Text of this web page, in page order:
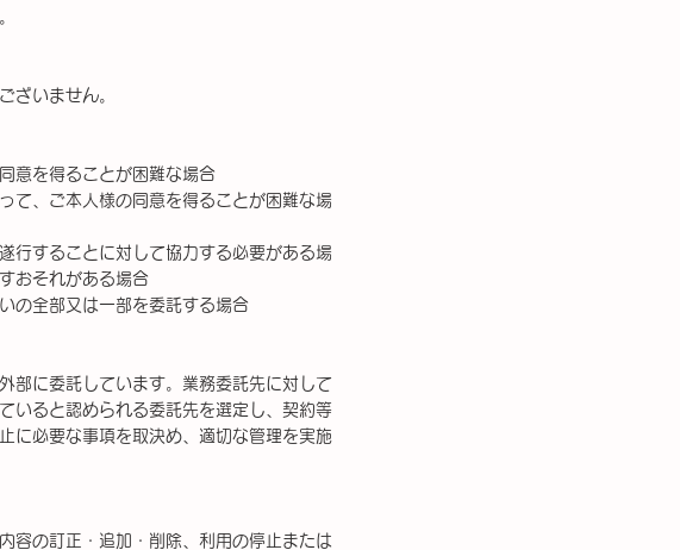
ざいません。
意を得ることが困難な場合
て、ご本人様の同意を得ることが困難な場
行することに対して協力する必要がある場
おそれがある場合
の全部又は一部を委託する場合
部に委託しています。業務委託先に対して
いると認められる委託先を選定し、契約等
に必要な事項を取決め、適切な管理を実施
容の訂正・追加・削除、利用の停止または